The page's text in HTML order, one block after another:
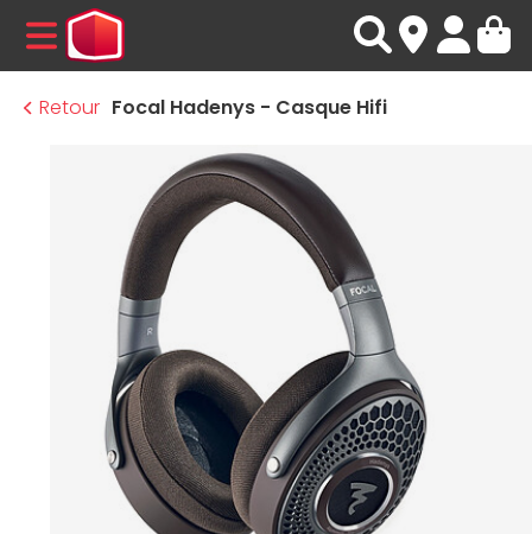
MENU
Retour Focal Hadenys - Casque Hifi